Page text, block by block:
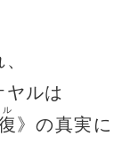
ヤルは
ル
》の真実に